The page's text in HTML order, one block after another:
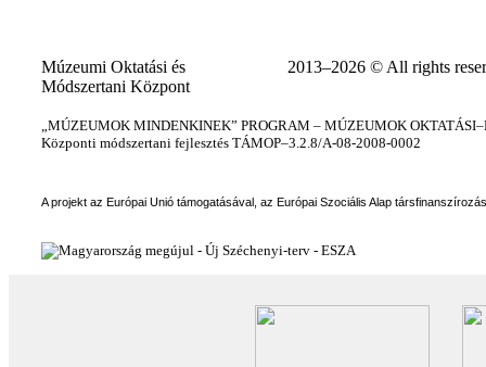
Múzeumi Oktatási és
Módszertani Központ
2013–2026 © All rights
„MÚZEUMOK MINDENKINEK” PROGRAM – MÚZEUMOK
Központi módszertani fejlesztés TÁMOP–3.2.8/A-08-2008-0002
A projekt az Európai Unió támogatásával, az Európai Szociális Alap